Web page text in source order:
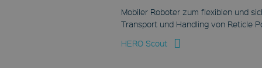
Mobiler Roboter zum flexiblen und
Transport und Handling von Reticle
HERO Scout